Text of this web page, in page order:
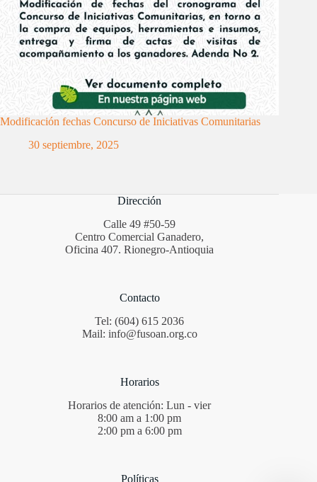
Modificación fechas Concurso de Iniciativas Comunitarias
30 septiembre, 2025
Dirección
Calle 49 #50-59
Centro Comercial Ganadero,
Oficina 407. Rionegro-Antioquia
Contacto
Tel: (604) 615 2036
Mail: info@fusoan.org.co
Horarios
Horarios de atención: Lun - vier
8:00 am a 1:00 pm
2:00 pm a 6:00 pm
Políticas